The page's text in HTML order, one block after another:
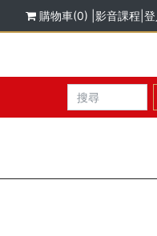
購物車(0) 影音課程 登